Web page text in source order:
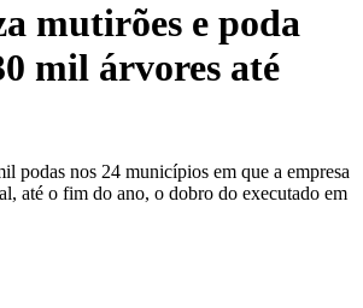
mutirões e poda
mil árvores até
podas nos 24 municípios em que a empresa
até o fim do ano, o dobro do executado em